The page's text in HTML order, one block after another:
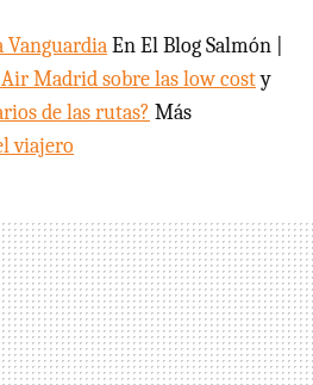
VanguardiaEn El Blog Salmón |
Madrid sobre las low costy
de las rutas? Más
viajero